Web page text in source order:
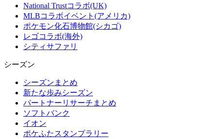
National Trustコラボ(UK)
MLBコラボイベント(アメリカ)
ポケモン化石博物館(シカゴ)
レゴコラボ(海外)
シティサファリ
シーズン
シーズンまとめ
新たな歩みシーズン
パートナーリサーチまとめ
ソフトバンク
イオン
ポケふたスタンプラリー